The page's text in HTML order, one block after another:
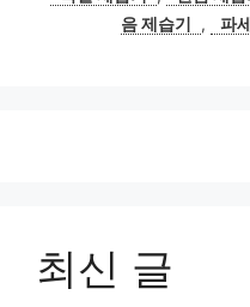
음 제습기
, 파
최신 글